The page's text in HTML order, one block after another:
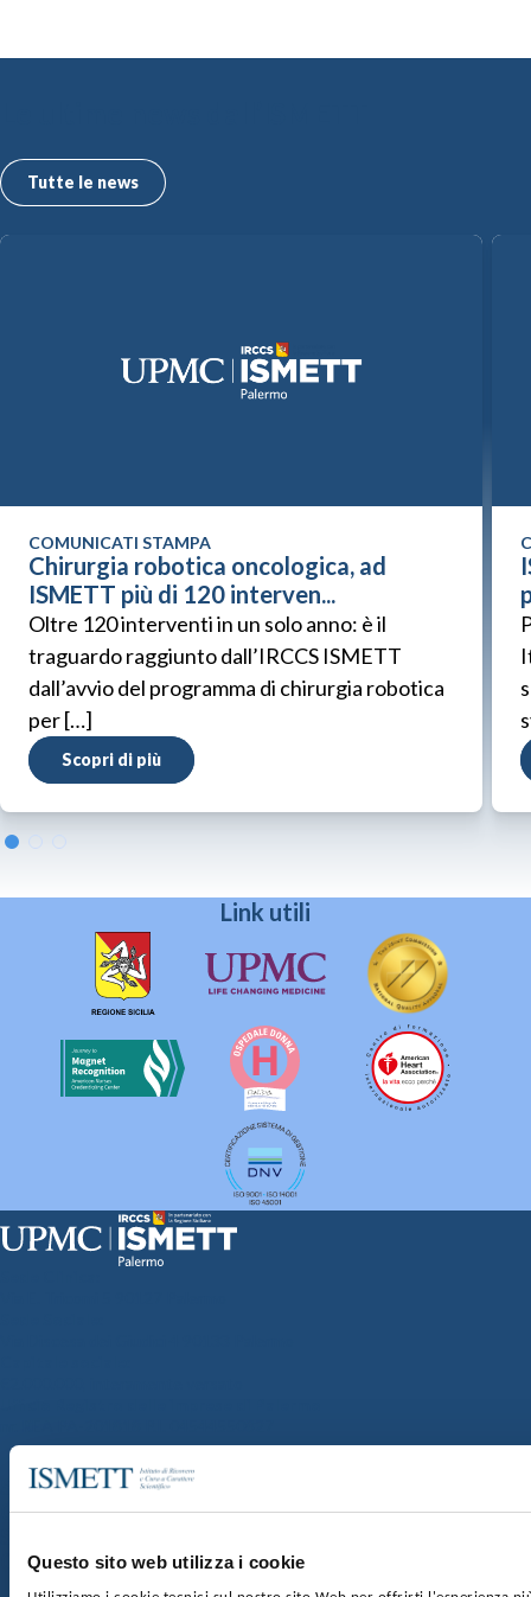
Questo sito web utilizza i cookie
Tutte le news
COMUNICATI STAMPA
Chirurgia robotica oncologica, ad
ISMETT più di 120 interven...
Oltre 120 interventi in un solo anno: è il
traguardo raggiunto dall’IRCCS ISMETT
dall’avvio del programma di chirurgia robotica
per […]
Scopri di più
Link utili
SOCIETÀ TRASPARENTE
GARE E CONTRATTIPRIVACYCOOKIE POLICY
CONTATTI